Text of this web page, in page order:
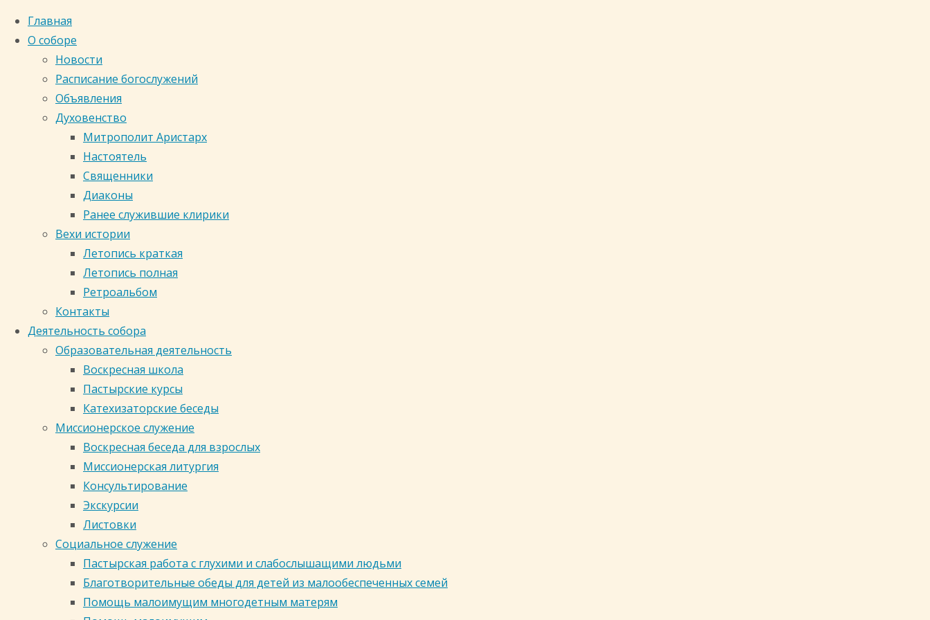
Главная
О соборе
Новости
Расписание богослужений
Объявления
Духовенство
Митрополит Аристарх
Настоятель
Священники
Диаконы
Ранее служившие клирики
Вехи истории
Летопись краткая
Летопись полная
Ретроальбом
Контакты
Деятельность собора
Образовательная деятельность
Воскресная школа
Пастырские курсы
Катехизаторские беседы
Миссионерское служение
Воскресная беседа для взрослых
Миссионерская литургия
Консультирование
Экскурсии
Листовки
Социальное служение
Пастырская работа с глухими и слабослышащими людьми
Благотворительные обеды для детей из малообеспеченных семей
Помощь малоимущим многодетным матерям
Главная страница
Священники